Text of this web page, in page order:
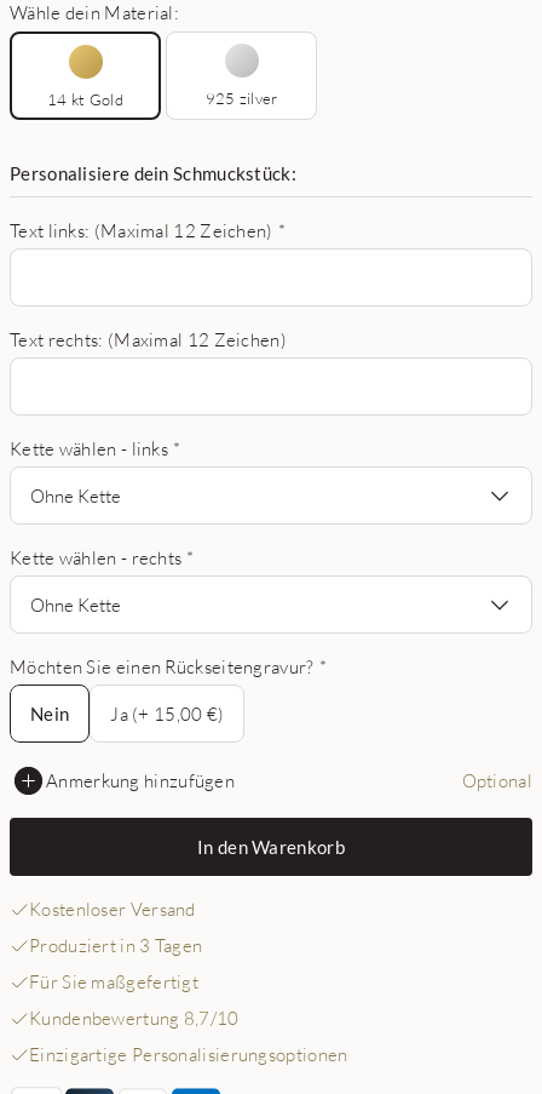
Wähle dein Material:
14 kt Gold 925 zilver
Personalisiere dein Schmuckstück:
Text links: (Maximal 12 Zeichen) *
Text rechts: (Maximal 12 Zeichen)
Kette wählen - links *
Ohne Kette
Kette wählen - rechts *
Ohne Kette
Möchten Sie einen Rückseitengravur? *
Nein
Nein
Ja (+ 15,00 €)
Anmerkung hinzufügen Optional
In den Warenkorb
Kostenloser Versand
Produziert in 3 Tagen
Für Sie maßgefertigt
Kundenbewertung 8,7/10
Einzigartige Personalisierungsoptionen